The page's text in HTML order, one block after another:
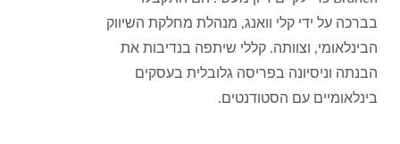
בברכה על ידי קלי וואנג, מנהלת מחלקת השיווק
הבינלאומי, וצוותה. קללי שיתפה בנדיבות את
הבנתה וניסיונה בפריסה גלובלית בעסקים
בינלאומיים עם הסטודנטים.